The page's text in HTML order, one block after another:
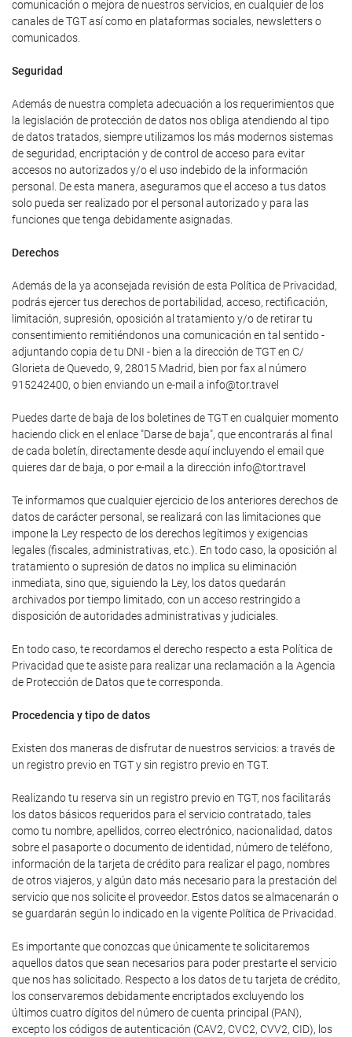
comunicación o mejora de nuestros servicios, en cualquier de los
canales de TGT así como en plataformas sociales, newsletters o
comunicados.
Seguridad
Además de nuestra completa adecuación a los requerimientos que
la legislación de protección de datos nos obliga atendiendo al tipo
de datos tratados, siempre utilizamos los más modernos sistemas
de seguridad, encriptación y de control de acceso para evitar
accesos no autorizados y/o el uso indebido de la información
personal. De esta manera, aseguramos que el acceso a tus datos
solo pueda ser realizado por el personal autorizado y para las
funciones que tenga debidamente asignadas.
Derechos
Además de la ya aconsejada revisión de esta Política de Privacidad,
podrás ejercer tus derechos de portabilidad, acceso, rectificación,
limitación, supresión, oposición al tratamiento y/o de retirar tu
consentimiento remitiéndonos una comunicación en tal sentido -
adjuntando copia de tu DNI - bien a la dirección de TGT en C/
Glorieta de Quevedo, 9, 28015 Madrid, bien por fax al número
915242400, o bien enviando un e-mail a info@tor.travel
Puedes darte de baja de los boletines de TGT en cualquier momento
haciendo click en el enlace "Darse de baja", que encontrarás al final
de cada boletín, directamente desde aquí incluyendo el email que
quieres dar de baja, o por e-mail a la dirección info@tor.travel
Te informamos que cualquier ejercicio de los anteriores derechos de
datos de carácter personal, se realizará con las limitaciones que
impone la Ley respecto de los derechos legítimos y exigencias
legales (fiscales, administrativas, etc.). En todo caso, la oposición al
tratamiento o supresión de datos no implica su eliminación
inmediata, sino que, siguiendo la Ley, los datos quedarán
archivados por tiempo limitado, con un acceso restringido a
disposición de autoridades administrativas y judiciales.
En todo caso, te recordamos el derecho respecto a esta Política de
Privacidad que te asiste para realizar una reclamación a la Agencia
de Protección de Datos que te corresponda.
Procedencia y tipo de datos
Existen dos maneras de disfrutar de nuestros servicios: a través de
un registro previo en TGT y sin registro previo en TGT.
Realizando tu reserva sin un registro previo en TGT, nos facilitarás
los datos básicos requeridos para el servicio contratado, tales
como tu nombre, apellidos, correo electrónico, nacionalidad, datos
sobre el pasaporte o documento de identidad, número de teléfono,
información de la tarjeta de crédito para realizar el pago, nombres
de otros viajeros, y algún dato más necesario para la prestación del
servicio que nos solicite el proveedor. Estos datos se almacenarán o
se guardarán según lo indicado en la vigente Política de Privacidad.
Es importante que conozcas que únicamente te solicitaremos
aquellos datos que sean necesarios para poder prestarte el servicio
que nos has solicitado. Respecto a los datos de tu tarjeta de crédito,
los conservaremos debidamente encriptados excluyendo los
últimos cuatro dígitos del número de cuenta principal (PAN),
excepto los códigos de autenticación (CAV2, CVC2, CVV2, CID), los